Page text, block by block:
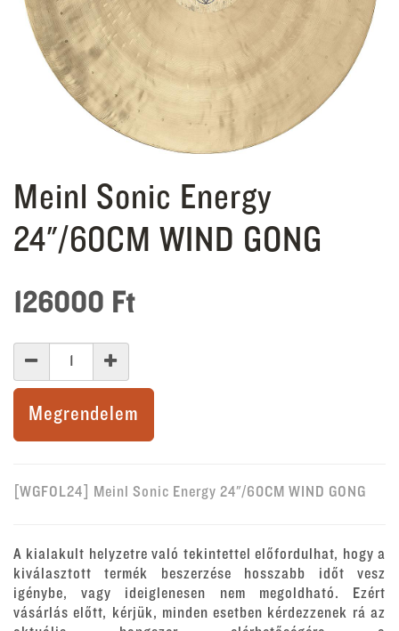
Meinl Sonic Energy
24"/60CM WIND GONG
126000 Ft
Megrendelem
[WGFOL24] Meinl Sonic Energy 24"/60CM WIND GONG
A kialakult helyzetre való tekintettel előfordulhat, hogy a
kiválasztott termék beszerzése hosszabb időt vesz
igénybe, vagy ideiglenesen nem megoldható. Ezért
vásárlás előtt, kérjük, minden esetben kérdezzenek rá az